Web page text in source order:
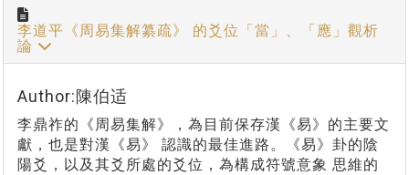
李道平《周易集解纂疏》 的爻位「當」、「應」觀析
論
Author:陳伯适
李鼎祚的《周易集解》，為目前保存漢《易》的主要文
獻，也是對漢《易》 認識的最佳進路。《易》卦的陰
陽爻，以及其爻所處的爻位，為構成符號意象 思維的